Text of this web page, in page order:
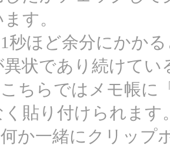
す。
秒ほど余分にかか
異状であり続けてい
ちらではメモ帳に
く貼り付けられます
か一緒にクリップ